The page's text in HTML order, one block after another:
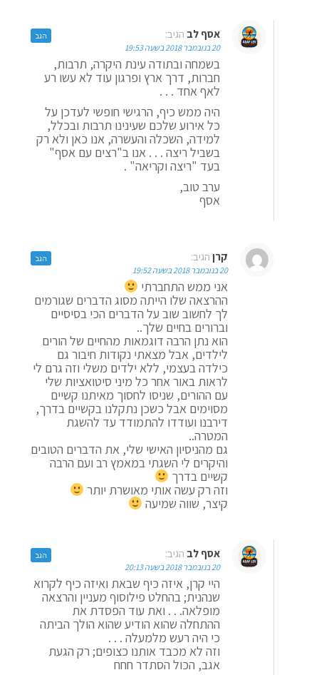
אסף לב הגיב:
20 בנובמבר 2018 בשעה 19:53
בשמחה ובתודה עינת היקרה, תרבות,
חברות, דרך ארץ ופרגון עוד לא עשו רע
לאף אחד . . .
היה ממש כיף, הרגישי חופשי לעדכן על
כל אירוע שלכם שעינינו תרבות ובכלל,
למידה, השכלה והעשרה, אנו כאן ולא רק
בשביל ריצה . . . אנו ב"רצים עם אסף"
בעד "ריצה וקריאה" .
ערב טוב,
אסף
הגב
קרן הגיב:
20 בנובמבר 2018 בשעה 19:52
אני ממש התחברתי
ההרצאה שלו הייתה מסוג הדברים שגורמים
לך לחשוב שוב על הדברים הכי בסיסיים
וברורים בחיים שלך..
הוא נתן הרבה דוגמאות מהחיים של הורים
לילדים, אבל מצאתי נקודות חיבור גם
כילדה בעצמי, ללא ילדים משלי וזה גרם לי
לראות באור אחר כל מיני סיטואציות שלי
עם ההורים, שניסו לחסוך מאיתנו קשיים
מסוימים אבל כשכן נתקלנו בקשיים בדרך,
דירבנו ועודדו להתמודד עד להשגת
המטרה..
גם מהניסיון האישי שלי, את הדברים הטובים
והיקרים לי השגתי במאמץ רב ועם הרבה
קשיים בדרך
וזה רק עשה אותי מאושרת יותר
קיצר, שווה שמיעה
הגב
אסף לב הגיב:
20 בנובמבר 2018 בשעה 20:13
היי קרן, איזה כיף שבאת ואיזה כיף לקרוא
שנהנית; בהחלט פילוסוף מעניין והרצאה
מופלאה. . . ואת עוד הפסדת את
ההתחלה שהוא הודיע שהוא הולך הביתה
כי היה רעש מלמעלה . . .
וזה לא מכבד אותנו כצופים; רק הגעת
אגב, הכול הסתדר חחח
הגב